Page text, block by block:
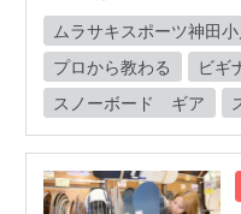
ムラサキスポーツ神田
プロから教わる
ビギ
スノーボード ギア